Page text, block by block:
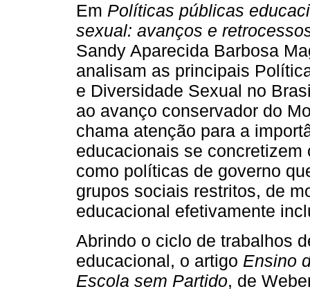
Em Políticas públicas
sexual: avanços e
Sandy Aparecida Barbosa
analisam as principais
e Diversidade Sexual no
ao avanço conservador do
chama atenção para a
educacionais se
como políticas de governo
grupos sociais restritos, de
educacional efetivamente
Abrindo o ciclo de trabalhos
educacional, o artigo Ensino
Escola sem Partido, de